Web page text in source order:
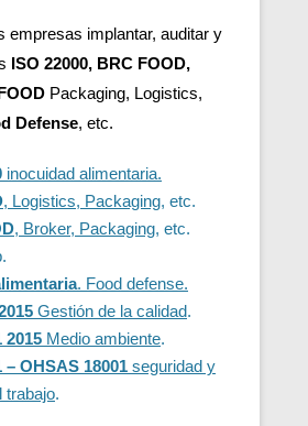
empresas implantar, auditar y
ISO 22000, BRC FOOD,
Packaging, Logistics,
Defense, etc.
inocuidad alimentaria.
, Logistics, Packaging, etc.
, Broker, Packaging, etc.
. Food defense.
Gestión de la calidad.
2015 Medio ambiente.
– OHSAS 18001 seguridad y
trabajo.